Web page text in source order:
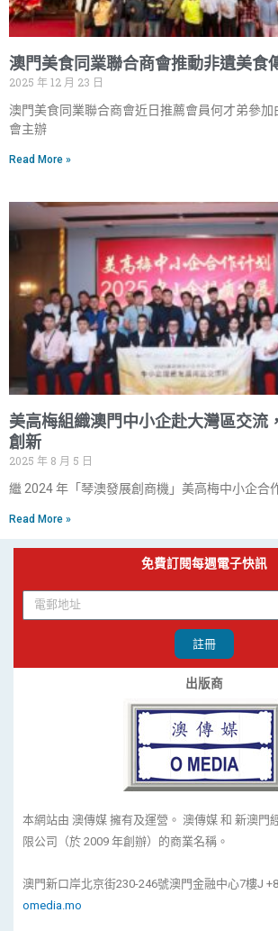
澳門美食同業聯合商會推動非遺美食
2025 年 12 月 23 日
澳門美食同業聯合商會近日推薦會員何才弟參
會主辦
Read More »
美高梅組織澳門中小企赴大灣區交流
創新
2025 年 8 月 5 日
繼 2024 年「琴澳發展創商機」美高梅中小企合
Read More »
免費訂閱每週電子快訊
註冊
出版商
本網站由 澳傳媒 擁有及運營。 澳傳媒 和 新澳門
限公司（於 2009 年創辦）的商業名稱。
澳門新口岸北京街230-246號澳門金融中心7樓J
omedia.mo